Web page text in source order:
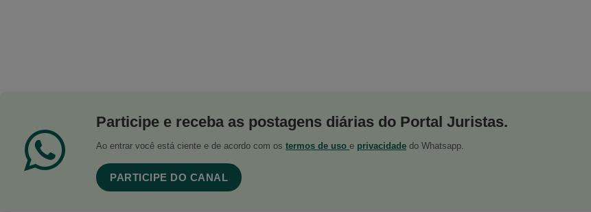
Participe e receba as postagens diárias do Portal Juristas.
Ao entrar você está ciente e de acordo com os termos de uso e privacidade do Whatsapp.
PARTICIPE DO CANAL